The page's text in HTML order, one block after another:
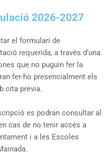
2026-2027
el formulari de
requerida, a través d’una
que no puguin fer la
fer-ho presencialment els
cita prèvia.
es podran consultar al
cas de no tenir accés a
i a les Escoles